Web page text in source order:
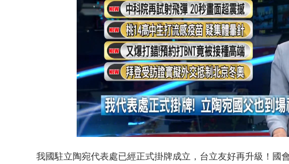
Loaded:
33.49%
我國駐立陶宛代表處已經正式掛牌成立，台立友好再升級！國